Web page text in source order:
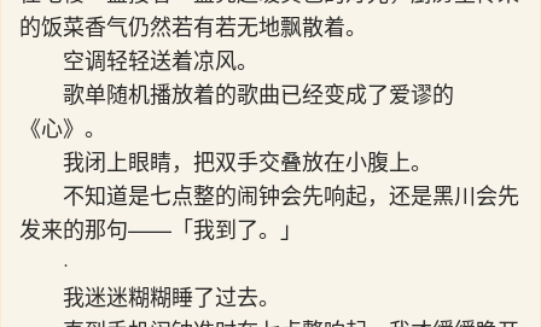
的饭菜香气仍然若有若无地飘散着。
空调轻轻送着凉风。
歌单随机播放着的歌曲已经变成了爱谬的
《心》。
我闭上眼睛，把双手交叠放在小腹上。
不知道是七点整的闹钟会先响起，还是黑川会先
发来的那句——「我到了。」
·
我迷迷糊糊睡了过去。